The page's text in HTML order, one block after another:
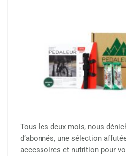
Tous les deux mois, nous
d’abonnés, une sélection
accessoires et nutrition pour